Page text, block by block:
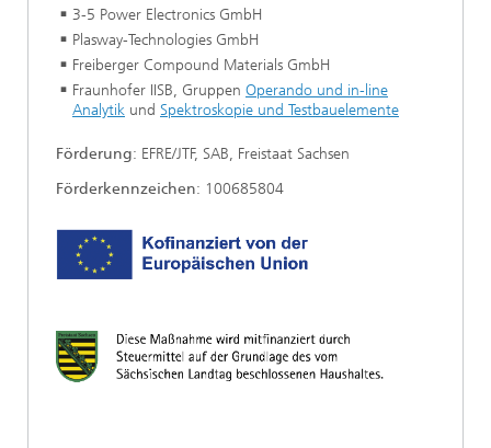
3-5 Power Electronics GmbH
Plasway-Technologies GmbH
Freiberger Compound Materials GmbH
Fraunhofer IISB, Gruppen Operando und in-line
Analytik und Spektroskopie und Testbauelemente
Förderung: EFRE/JTF, SAB, Freistaat Sachsen
Förderkennzeichen: 100685804